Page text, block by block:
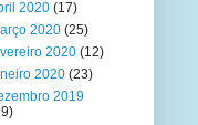
2020 (17)
2020 (25)
2020 (12)
2020 (23)
2019